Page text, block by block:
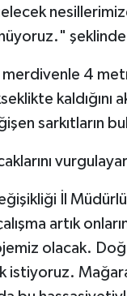
4 metre
kaldığını
sarkıtların
İl
artık
olacak.
istiyoruz.